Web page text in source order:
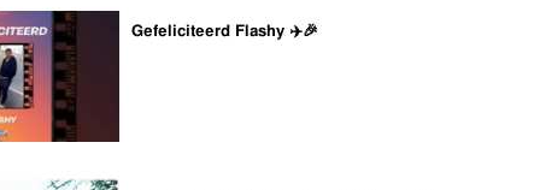
Gefeliciteerd Flashy ✈️🎉